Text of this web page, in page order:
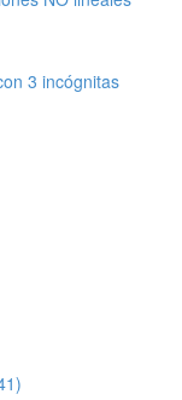
3 incógnitas